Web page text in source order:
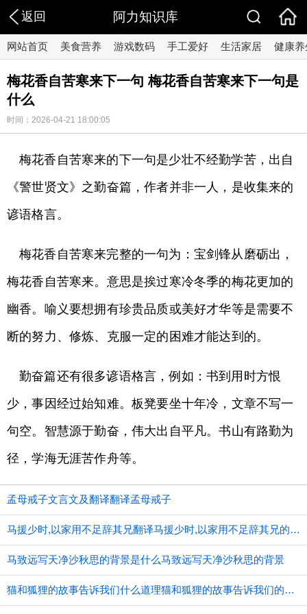
返回 阿力知识库
网站首页 美食营养 游戏数码 手工爱好 生活家居 健康养
梅花香自苦寒来下一句 梅花香自苦寒来下一句是
什么
时间：2026-04-21 18:00:05
梅花香自苦寒来的下一句是少壮不经勤学苦，出自
《警世贤文》之勤奋篇，作者并非一人，是收集来的
谚语格言。
梅花香自苦寒来完整的一句为：宝剑锋从磨砺出，
梅花香自苦寒来。意思是挨过寒冷冬季的梅花更加的
幽香。喻义要想拥有珍贵品质或美好才华等是需要不
断的努力、修炼、克服一定的困难才能达到的。
勤奋篇还有很多谚语格言，例如：书到用时方恨
少，事因经过始知难。板凳要坐十年冷，文章不写一
句空。智慧源于勤奋，伟大出自平凡。书山有路勤为
径，学海无涯苦作舟等。
孟母戒子文言文及翻译翻译孟母戒子
马援少时,以家用不足辞其兄翻译马援少时,以家用不足辞其兄的意思
马致远写天净沙秋思的背景是什么马致远写天净沙秋思的背景
猫和狐狸的故事告诉我们什么道理猫和狐狸的故事告诉我们的道理